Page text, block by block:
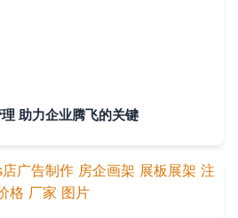
助力企业腾飞的关键